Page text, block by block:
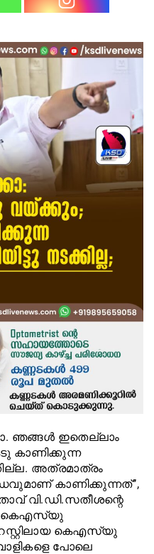
ഞങ്ങൾ ഇതെല്ലാം
കാണിക്കുന്ന
അത്രമാത്രം
കാണിക്കുന്നത്’’,
വി.ഡി.സതീശന്റെ
കെഎസ്‍യു
പോലെ